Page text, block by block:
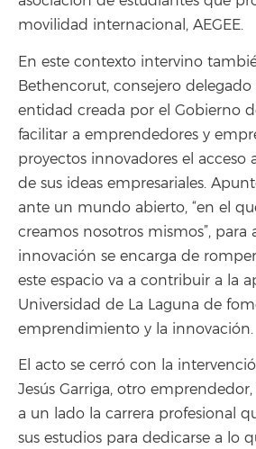
movilidad internacional, AEGEE.
En este contexto intervino
Bethencorut, consejero delegado
entidad creada por el Gobierno
facilitar a emprendedores y
proyectos innovadores el acceso
de sus ideas empresariales.
ante un mundo abierto, “en el
creamos nosotros mismos”, para
innovación se encarga de
este espacio va a contribuir a la
Universidad de La Laguna de
emprendimiento y la innovación.
El acto se cerró con la
Jesús Garriga, otro
a un lado la carrera profesional
sus estudios para dedicarse a lo